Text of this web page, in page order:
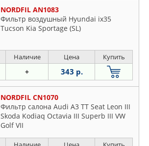
NORDFIL AN1083
Фильтр воздушный Hyundai ix35
Tucson Kia Sportage (SL)
Наличие Цена Купить
+ 343 р.
NORDFIL CN1070
Фильтр салона Audi A3 TT Seat Leon III
Skoda Kodiaq Octavia III Superb III VW
Golf VII